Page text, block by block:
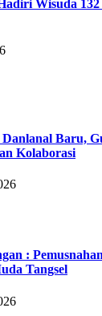
Wisuda
Baru,
Kolaborasi
:
Tangsel